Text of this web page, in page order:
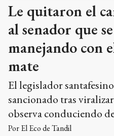
Le quitaron el
al senador que
manejando con
mate
El legislador
sancionado tras
observa conduciendo
una ruta.
PorEl Eco de Tandil